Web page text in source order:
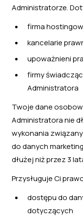
Administratorze.
firma
kancelarie
upoważnieni
firmy
Administratora
Twoje dane
Administratora nie
wykonania
do danych
dłużej niż przez 3
Przysługuje Ci
dostępu do
dotyczących